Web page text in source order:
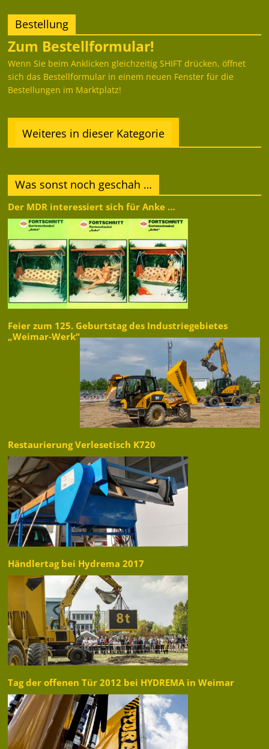
Bestellung
Zum Bestellformular!
Wenn Sie beim Anklicken gleichzeitig SHIFT drücken, öffnet
sich das Bestellformular in einem neuen Fenster für die
Bestellungen im Marktplatz!
Weiteres in dieser Kategorie
Was sonst noch geschah …
Der MDR interessiert sich für Anke …
Feier zum 125. Geburtstag des Industriegebietes
„Weimar-Werk“
Restaurierung Verlesetisch K720
Händlertag bei Hydrema 2017
Tag der offenen Tür 2012 bei HYDREMA in Weimar